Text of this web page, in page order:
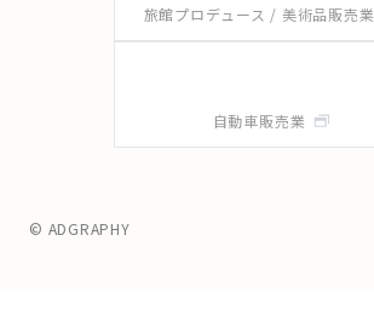
旅館プロデュース / 美術品販売業
自動車販売業
© ADGRAPHY